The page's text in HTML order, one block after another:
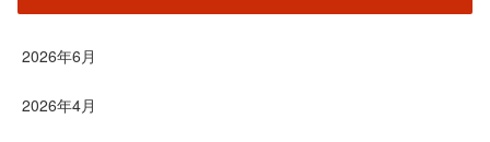
2026年6月
2026年4月